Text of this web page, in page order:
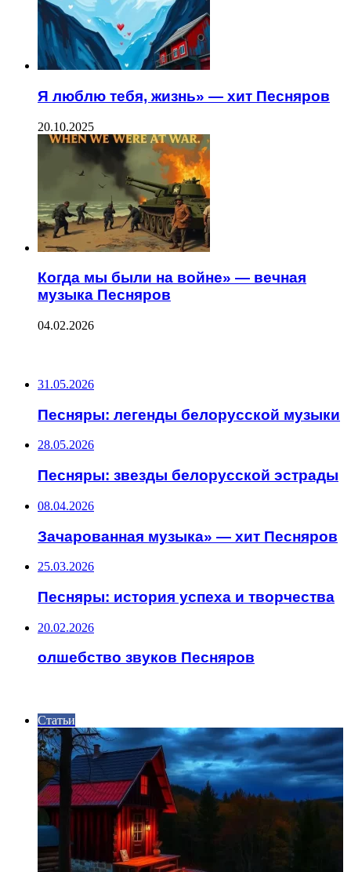
Я люблю тебя, жизнь» — хит Песняров
20.10.2025
Когда мы были на войне» — вечная
музыка Песняров
04.02.2026
31.05.2026
Песняры: легенды белорусской музыки
28.05.2026
Песняры: звезды белорусской эстрады
08.04.2026
Зачарованная музыка» — хит Песняров
25.03.2026
Песняры: история успеха и творчества
20.02.2026
олшебство звуков Песняров
Статьи